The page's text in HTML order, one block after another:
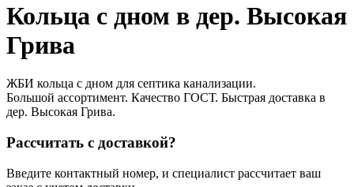
Кольца с дном в дер. Высокая
Грива
ЖБИ кольца с дном для септика канализации.
Большой ассортимент. Качество ГОСТ. Быстрая доставка в
дер. Высокая Грива.
Рассчитать с доставкой?
Введите контактный номер, и специалист рассчитает ваш